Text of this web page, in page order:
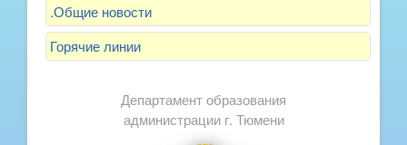
.Общие новости
Горячие линии
Департамент образования
администрации г. Тюмени